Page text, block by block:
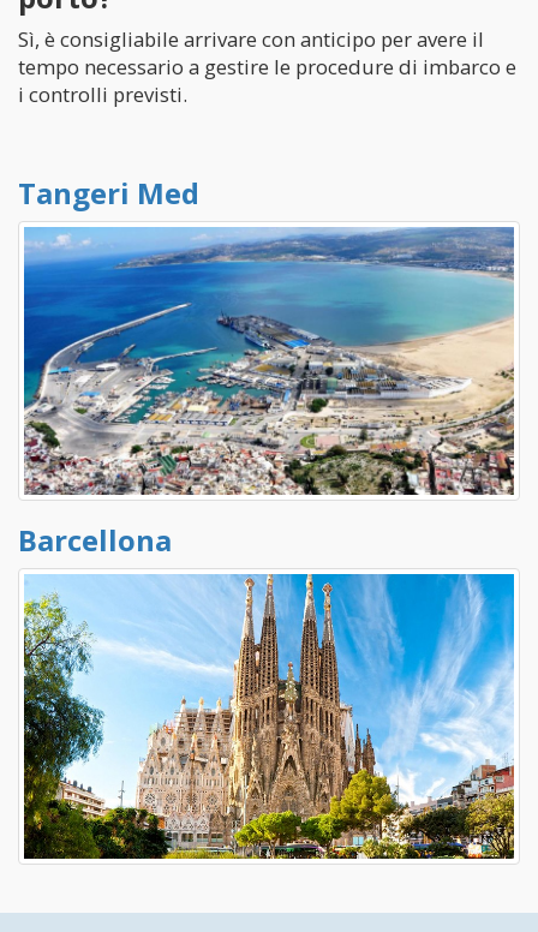
Sì, è consigliabile arrivare con anticipo per avere il
tempo necessario a gestire le procedure di imbarco e
i controlli previsti.
Tangeri Med
Barcellona